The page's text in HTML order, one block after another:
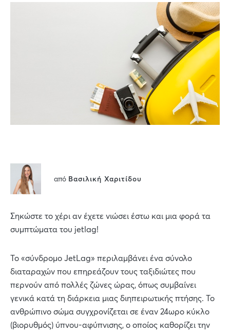
από Βασιλική Χαριτίδου
Σηκώστε το χέρι αν έχετε νιώσει έστω και μια φορά τα
συμπτώματα του jetlag!
Το «σύνδρομο JetLag» περιλαμβάνει ένα σύνολο
διαταραχών που επηρεάζουν τους ταξιδιώτες που
περνούν από πολλές ζώνες ώρας, όπως συμβαίνει
γενικά κατά τη διάρκεια μιας διηπειρωτικής πτήσης. Το
ανθρώπινο σώμα συγχρονίζεται σε έναν 24ωρο κύκλο
(βιορυθμός) ύπνου-αφύπνισης, ο οποίος καθορίζει την